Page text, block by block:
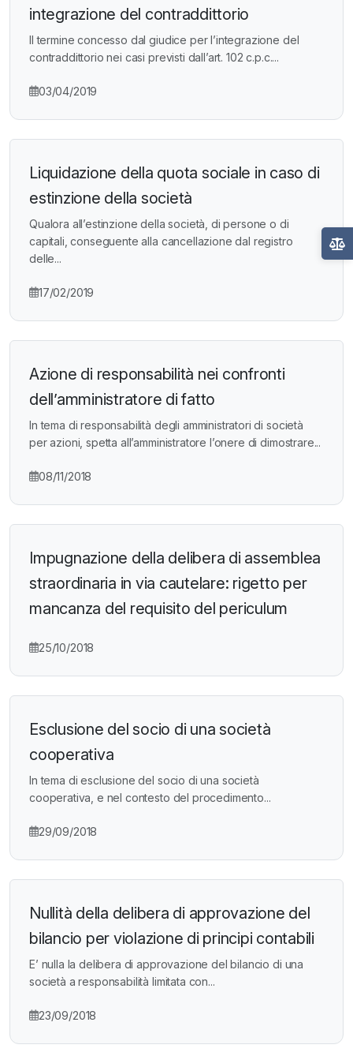
integrazione del contraddittorio
Il termine concesso dal giudice per l’integrazione del
contraddittorio nei casi previsti dall’art. 102 c.p.c....
03/04/2019
Liquidazione della quota sociale in caso di
estinzione della società
Qualora all’estinzione della società, di persone o di
capitali, conseguente alla cancellazione dal registro
delle...
17/02/2019
Azione di responsabilità nei confronti
dell’amministratore di fatto
In tema di responsabilità degli amministratori di società
per azioni, spetta all’amministratore l’onere di dimostrare...
08/11/2018
Impugnazione della delibera di assemblea
straordinaria in via cautelare: rigetto per
mancanza del requisito del periculum
25/10/2018
Esclusione del socio di una società
cooperativa
In tema di esclusione del socio di una società
cooperativa, e nel contesto del procedimento...
29/09/2018
Nullità della delibera di approvazione del
bilancio per violazione di principi contabili
E’ nulla la delibera di approvazione del bilancio di una
società a responsabilità limitata con...
23/09/2018